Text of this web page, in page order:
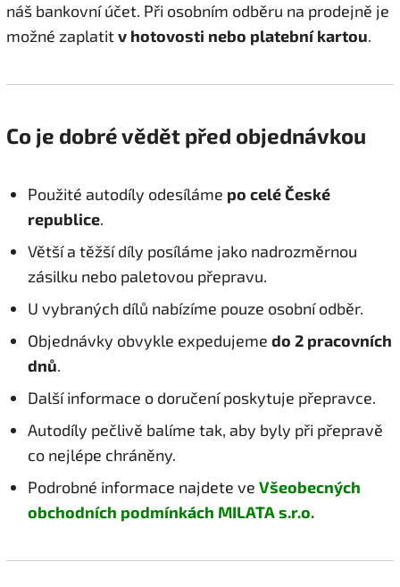
náš bankovní účet. Při osobním odběru na prodejně je
možné zaplatitv hotovosti nebo platební kartou.
Co je dobré vědět před objednávkou
Použité autodíly odesíláme po celé České
republice.
Větší a těžší díly posíláme jako nadrozměrnou
zásilku nebo paletovou přepravu.
U vybraných dílů nabízíme pouze osobní odběr.
Objednávky obvykle expedujeme do 2 pracovních
dnů.
Další informace o doručení poskytuje přepravce.
Autodíly pečlivě balíme tak, aby byly při přepravě
co nejlépe chráněny.
Podrobné informace najdete ve Všeobecných
obchodních podmínkách MILATA s.r.o.